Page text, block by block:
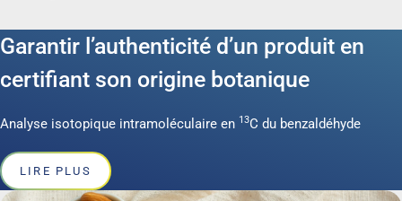
Garantir l’authenticité d’un produit en
certifiant son origine botanique
Analyse isotopique intramoléculaire en 13C du benzaldéhyde
LIRE PLUS